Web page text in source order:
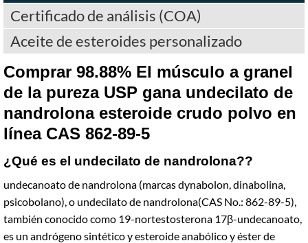
Certificado de análisis (COA)
Aceite de esteroides personalizado
Comprar 98.88% El músculo a granel
de la pureza USP gana undecilato de
nandrolona esteroide crudo polvo en
línea CAS 862-89-5
¿Qué es el undecilato de nandrolona??
undecanoato de nandrolona (marcas dynabolon, dinabolina,
psicobolano), o undecilato de nandrolona(CAS No.: 862-89-5),
también conocido como 19-nortestosterona 17β-undecanoato,
es un andrógeno sintético y esteroide anabólico y éster de